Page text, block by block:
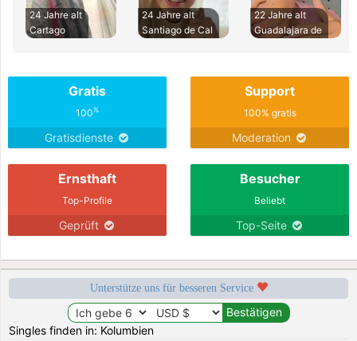
24 Jahre alt
Cartago
24 Jahre alt
Santiago de Cal
22 Jahre alt
Guadalajara de
Gratis
100%
Gratisdienste
Support
100% gratis
Moderation
Ernsthaft
Top-Profile
Geprüft
Besucher
Beliebt
Top-Seite
Unterstütze uns für besseren Service
Singles finden in: Kolumbien